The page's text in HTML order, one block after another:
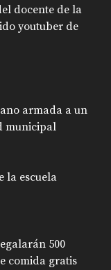
docente de la
youtuber de
armada a un
municipal
la escuela
500
comida gratis